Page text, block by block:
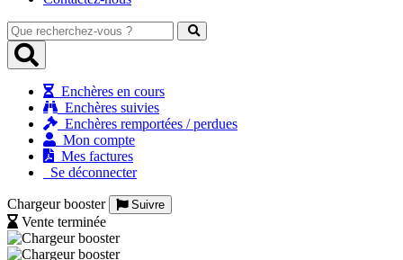
Que
recherchez-
vous
Enchères en cours
Enchères suivies
Enchères remportées / perdues
Mon compte
Mes factures
Se déconnecter
Chargeur booster Suivre
Vente terminée